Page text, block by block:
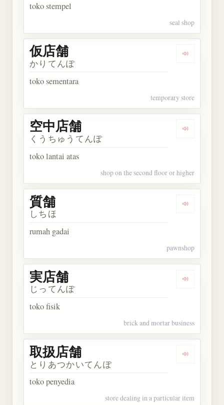
toko stempel
seal shop
Dengarkan
仮店舗
かりてんぽ
toko sementara
temporary store
Dengarkan
空中店舗
くうちゅうてんぽ
toko lantai atas
shop on the second floor or higher
Dengarkan
質舗
しちほ
rumah gadai
pawnshop
Dengarkan
実店舗
じってんぽ
toko fisik
brick and mortar business
Dengarkan
取扱店舗
とりあつかいてんぽ
toko penyedia
store dealing in a particular item